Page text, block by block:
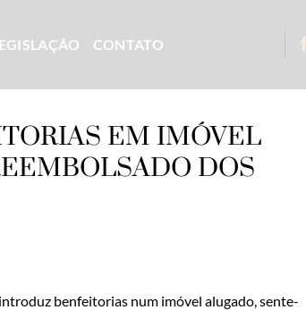
CONTATO
EM IMÓVEL
DOS
benfeitorias num imóvel alugado, sente-